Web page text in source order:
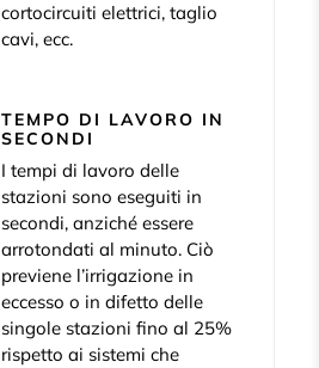
cortocircuiti elettrici, taglio
cavi, ecc.
TEMPO DI LAVORO IN
SECONDI
I tempi di lavoro delle
stazioni sono eseguiti in
secondi, anziché essere
arrotondati al minuto. Ciò
previene l’irrigazione in
eccesso o in difetto delle
singole stazioni fino al 25%
rispetto ai sistemi che